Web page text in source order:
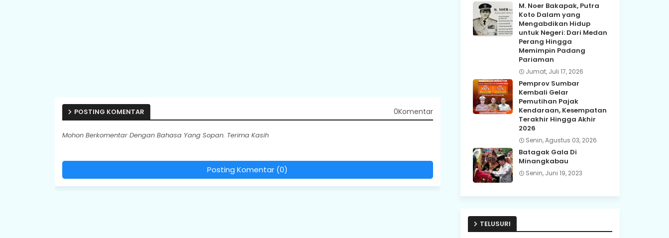
POSTING KOMENTAR 0Komentar
Mohon Berkomentar Dengan Bahasa Yang Sopan. Terima Kasih
Posting Komentar (0)
M. Noer Bakapak, Putra
Koto Dalam yang
Mengabdikan Hidup
untuk Negeri: Dari Medan
Perang Hingga
Memimpin Padang
Pariaman
Jumat, Juli 17, 2026
Pemprov Sumbar
Kembali Gelar
Pemutihan Pajak
Kendaraan, Kesempatan
Terakhir Hingga Akhir
2026
Senin, Agustus 03, 2026
Batagak Gala Di
Minangkabau
Senin, Juni 19, 2023
TELUSURI